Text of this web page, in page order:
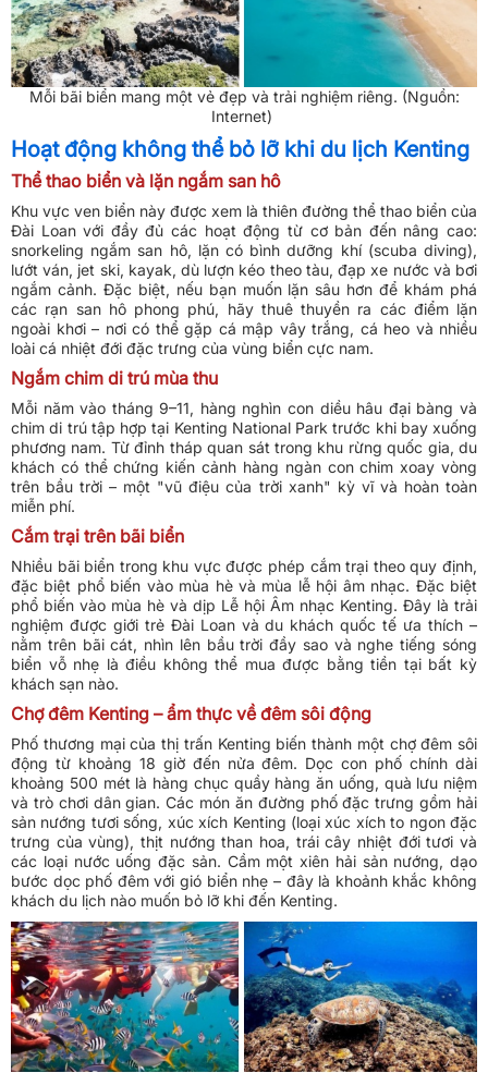
Mỗi bãi biển mang một vẻ đẹp và trải nghiệm riêng. (Nguồn:
Internet)
Hoạt động không thể bỏ lỡ khi du lịch Kenting
Thể thao biển và lặn ngắm san hô
Khu vực ven biển này được xem là thiên đường thể thao biển của
Đài Loan với đầy đủ các hoạt động từ cơ bản đến nâng cao:
snorkeling ngắm san hô, lặn có bình dưỡng khí (scuba diving),
lướt ván, jet ski, kayak, dù lượn kéo theo tàu, đạp xe nước và bơi
ngắm cảnh. Đặc biệt, nếu bạn muốn lặn sâu hơn để khám phá
các rạn san hô phong phú, hãy thuê thuyền ra các điểm lặn
ngoài khơi – nơi có thể gặp cá mập vây trắng, cá heo và nhiều
loài cá nhiệt đới đặc trưng của vùng biển cực nam.
Ngắm chim di trú mùa thu
Mỗi năm vào tháng 9–11, hàng nghìn con diều hâu đại bàng và
chim di trú tập hợp tại Kenting National Park trước khi bay xuống
phương nam. Từ đỉnh tháp quan sát trong khu rừng quốc gia, du
khách có thể chứng kiến cảnh hàng ngàn con chim xoay vòng
trên bầu trời – một "vũ điệu của trời xanh" kỳ vĩ và hoàn toàn
miễn phí.
Cắm trại trên bãi biển
Nhiều bãi biển trong khu vực được phép cắm trại theo quy định,
đặc biệt phổ biến vào mùa hè và mùa lễ hội âm nhạc. Đặc biệt
phổ biến vào mùa hè và dịp Lễ hội Âm nhạc Kenting. Đây là trải
nghiệm được giới trẻ Đài Loan và du khách quốc tế ưa thích –
nằm trên bãi cát, nhìn lên bầu trời đầy sao và nghe tiếng sóng
biển vỗ nhẹ là điều không thể mua được bằng tiền tại bất kỳ
khách sạn nào.
Chợ đêm Kenting – ẩm thực về đêm sôi động
Phố thương mại của thị trấn Kenting biến thành một chợ đêm sôi
động từ khoảng 18 giờ đến nửa đêm. Dọc con phố chính dài
khoảng 500 mét là hàng chục quầy hàng ăn uống, quà lưu niệm
và trò chơi dân gian. Các món ăn đường phố đặc trưng gồm hải
sản nướng tươi sống, xúc xích Kenting (loại xúc xích to ngon đặc
trưng của vùng), thịt nướng than hoa, trái cây nhiệt đới tươi và
các loại nước uống đặc sản. Cầm một xiên hải sản nướng, dạo
bước dọc phố đêm với gió biển nhẹ – đây là khoảnh khắc không
khách du lịch nào muốn bỏ lỡ khi đến Kenting.